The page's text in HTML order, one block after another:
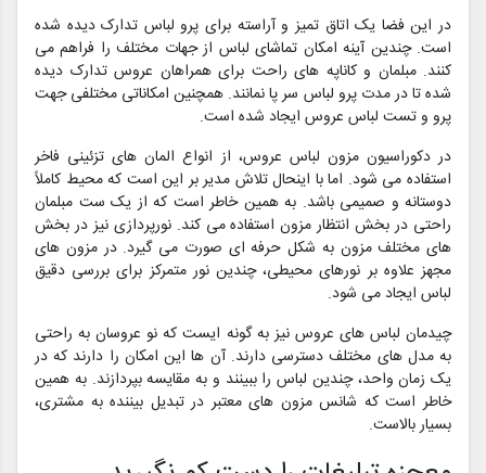
در این فضا یک اتاق تمیز و آراسته برای پرو لباس تدارک دیده شده
است. چندین آینه امکان تماشای لباس از جهات مختلف را فراهم می
کنند. مبلمان و کاناپه های راحت برای همراهان عروس تدارک دیده
شده تا در مدت پرو لباس سر پا نمانند. همچنین امکاناتی مختلفی جهت
پرو و تست لباس عروس ایجاد شده است.
در دکوراسیون مزون لباس عروس، از انواع المان های تزئینی فاخر
استفاده می شود. اما با اینحال تلاش مدیر بر این است که محیط کاملاً
دوستانه و صمیمی باشد. به همین خاطر است که از یک ست مبلمان
راحتی در بخش انتظار مزون استفاده می کند. نورپردازی نیز در بخش
های مختلف مزون به شکل حرفه ای صورت می گیرد. در مزون های
مجهز علاوه بر نورهای محیطی، چندین نور متمرکز برای بررسی دقیق
لباس ایجاد می شود.
چیدمان لباس های عروس نیز به گونه ایست که نو عروسان به راحتی
به مدل های مختلف دسترسی دارند. آن ها این امکان را دارند که در
یک زمان واحد، چندین لباس را ببینند و به مقایسه بپردازند. به همین
خاطر است که شانس مزون های معتبر در تبدیل بیننده به مشتری،
بسیار بالاست.